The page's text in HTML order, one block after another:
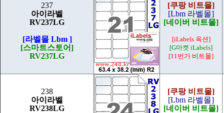
237
아이라벨
RV237LG
[라벨몰 Lbm ]
[스마트스토어]
RV237LG
[쿠팡 비트몰]
[Lbm 라벨몰]
[네이버 비트몰]
[iLabels 옥션]
[G마켓 iLabels]
[11번가 비트몰]
238
아이라벨
RV238LG
[쿠팡 비트몰]
[Lbm 라벨몰]
[네이버 비트몰]